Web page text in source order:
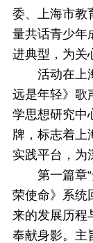
委、上海市教
量共话青少年
进典型，为关
活动在上
远是年轻》歌
学思想研究中
牌，标志着上
实践平台，为
第一篇章
荣使命》系统
来的发展历程
奉献身影。主